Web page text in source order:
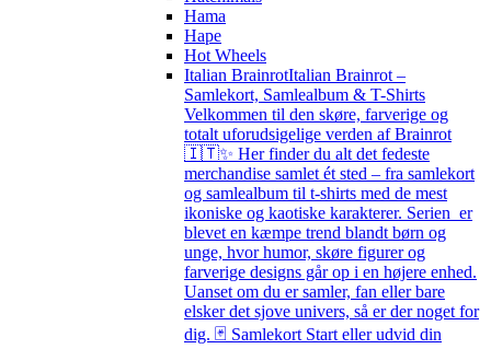
Hama
Hape
Hot Wheels
Italian BrainrotItalian Brainrot –
Samlekort, Samlealbum & T-Shirts
Velkommen til den skøre, farverige og
totalt uforudsigelige verden af Brainrot
🇮🇹✨ Her finder du alt det fedeste
merchandise samlet ét sted – fra samlekort
og samlealbum til t-shirts med de mest
ikoniske og kaotiske karakterer. Serien er
blevet en kæmpe trend blandt børn og
unge, hvor humor, skøre figurer og
farverige designs går op i en højere enhed.
Uanset om du er samler, fan eller bare
elsker det sjove univers, så er der noget for
dig. 🃏 Samlekort Start eller udvid din